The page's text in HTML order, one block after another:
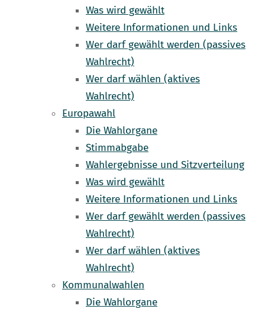
Was wird gewählt
Weitere Informationen und Links
Wer darf gewählt werden (passives
Wahlrecht)
Wer darf wählen (aktives
Wahlrecht)
Europawahl
Die Wahlorgane
Stimmabgabe
Wahlergebnisse und Sitzverteilung
Was wird gewählt
Weitere Informationen und Links
Wer darf gewählt werden (passives
Wahlrecht)
Wer darf wählen (aktives
Wahlrecht)
Kommunalwahlen
Die Wahlorgane